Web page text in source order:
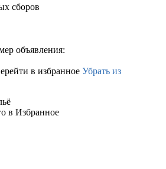
сборов
объявления:
в избранное Убрать из
в Избранное